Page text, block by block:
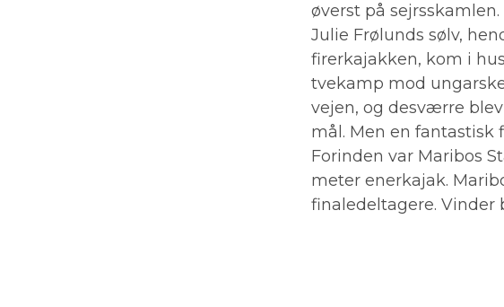
øverst på sejrsskamlen.
Julie Frølunds sølv,
firerkajakken, kom i
tvekamp mod
vejen, og desværre
mål. Men en fantastisk
Forinden var Maribos
meter enerkajak.
finaledeltagere. Vinder